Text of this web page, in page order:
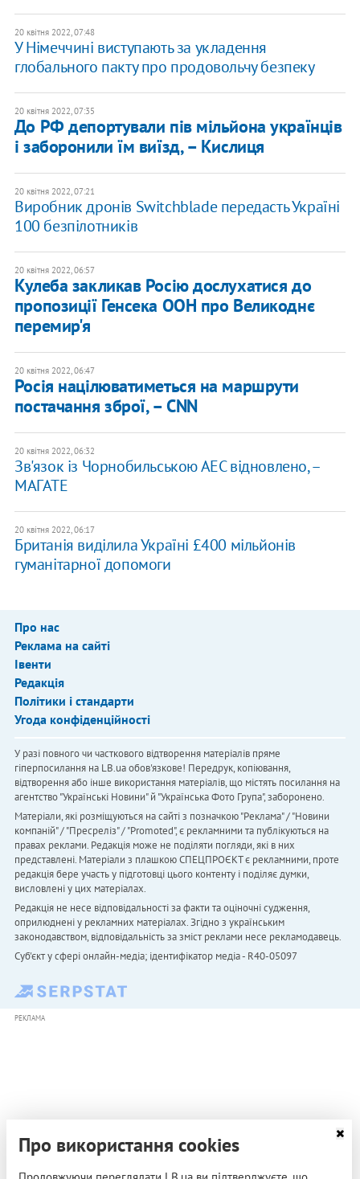
20 квітня 2022, 07:48
У Німеччині виступають за укладення
глобального пакту про продовольчу безпеку
20 квітня 2022, 07:35
До РФ депортували пів мільйона українців
і заборонили їм виїзд, – Кислиця
20 квітня 2022, 07:21
Виробник дронів Switchblade передасть Україні
100 безпілотників
20 квітня 2022, 06:57
Кулеба закликав Росію дослухатися до
пропозиції Генсека ООН про Великоднє
перемир'я
20 квітня 2022, 06:47
Росія націлюватиметься на маршрути
постачання зброї, – CNN
20 квітня 2022, 06:32
Зв'язок із Чорнобильською АЕС відновлено, –
МАГАТЕ
20 квітня 2022, 06:17
Британія виділила Україні £400 мільйонів
гуманітарної допомоги
Про нас
Реклама на сайті
Івенти
Редакція
Політики і стандарти
Угода конфіденційності
У разі повного чи часткового відтворення матеріалів пряме
гіперпосилання на LB.ua обов'язкове! Передрук, копіювання,
відтворення або інше використання матеріалів, що містять посилання на
агентство "Українськi Новини" й "Українська Фото Група", заборонено.
Матеріали, які розміщуються на сайті з позначкою "Реклама" / "Новини
компаній" / "Пресреліз" / "Promoted", є рекламними та публікуються на
правах реклами. Редакція може не поділяти погляди, які в них
представлені. Матеріали з плашкою СПЕЦПРОЄКТ є рекламними, проте
редакція бере участь у підготовці цього контенту і поділяє думки,
висловлені у цих матеріалах.
Редакція не несе відповідальності за факти та оціночні судження,
оприлюднені у рекламних матеріалах. Згідно з українським
законодавством, відповідальність за зміст реклами несе рекламодавець.
Cуб'єкт у сфері онлайн-медіа; ідентифікатор медіа - R40-05097
РЕКЛАМА
Про використання cookies